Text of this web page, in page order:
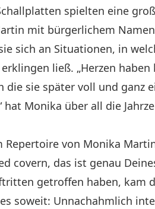
spielten eine
mit bürgerlichem
sich an Situationen, in
ließ. „Herzen
die sie später voll und ganz
hat Monika über all die
Repertoire von Monika
covern, das ist genau
getroffen haben, kam
soweit: Unnachahmlich